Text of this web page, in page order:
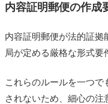
2. 窓口へ
3. 窓口で
4. 法的証
内容証明郵便の
1. 権利の
内容証明郵便の作成
内容証明郵便が法的証拠
局が定める厳格な形式要
これらのルールを一つ
されないため、細心の注